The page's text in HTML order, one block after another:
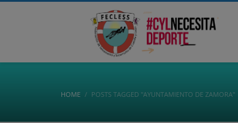
HOME POSTS TAGGED "AYUNTAMIENTO DE ZAMORA"